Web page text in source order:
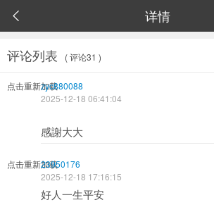
 详情
评论列表 ( 评论31 )
点击重新加载zyc880088
2025-12-18 06:41:04
感謝大大
点击重新加载23950176
2025-12-18 17:16:15
好人一生平安